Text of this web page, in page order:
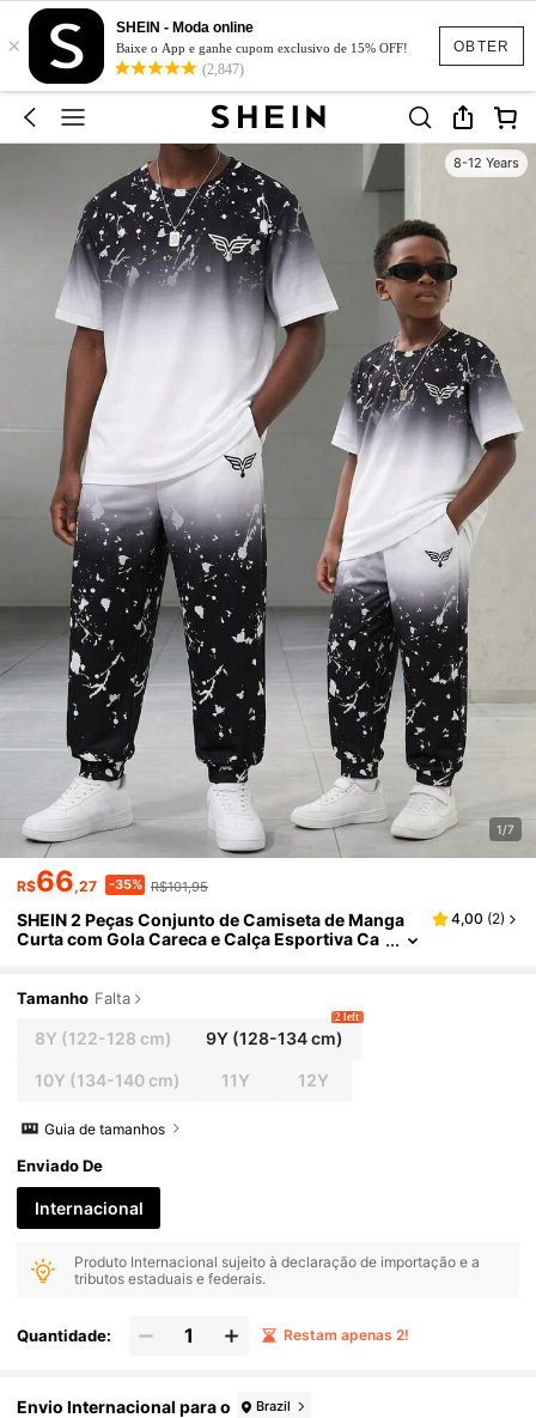
OBTER
×
SHEIN - Moda online
Baixe o App e ganhe cupom exclusivo de 15% OFF!
(2,847)
8-12 Years
1/7
R$66,27 -35% R$101,95
SHEIN 2 Peças Conjunto de Camiseta de Manga
Curta com Gola Careca e Calça Esportiva Ca
rão, Outono, Brincadeiras ao Ar Livre, Escola, Est
ilo de Rua, Festa e Lazer, Alto Custo-Benefício
4,00 (2)
Tamanho Falta
8Y (122-128 cm) 9Y (128-134 cm)
2 left
10Y (134-140 cm) 11Y 12Y
Guia de tamanhos
Enviado De
Internacional
Produto Internacional sujeito à declaração de importação e a
tributos estaduais e federais.
Quantidade: Restam apenas 2!
Envio Internacional para o Brazil